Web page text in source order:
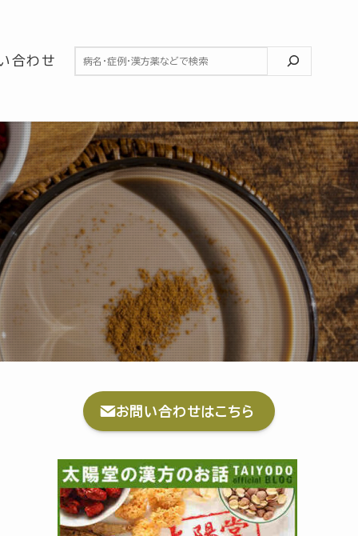
合わせ 検索
お問い合わせはこちら